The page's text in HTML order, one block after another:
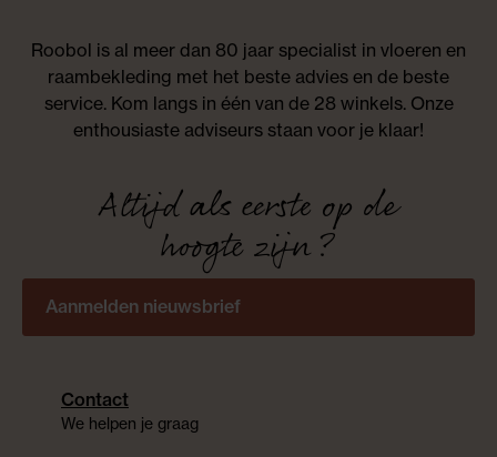
Roobol is al meer dan 80 jaar specialist in vloeren en
raambekleding met het beste advies en de beste
service. Kom langs in één van de 28 winkels. Onze
enthousiaste adviseurs staan voor je klaar!
Altijd als eerste op de
hoogte zijn?
Aanmelden nieuwsbrief
Contact
We helpen je graag